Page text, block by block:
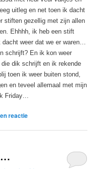
uitleg en net toen ik dacht
stiften gezellig met zijn allen
Ehhhh, ik heb een stift
weer dat we er waren…
schrijft? En ik kon weer
dik schrijft en ik rekende
toen ik weer buiten stond,
en teveel allemaal met mijn
Friday…
reactie